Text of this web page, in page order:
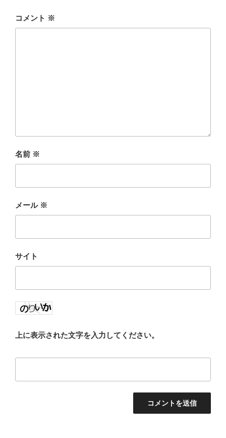
コメント ※
名前 ※
メール ※
サイト
上に表示された文字を入力してください。